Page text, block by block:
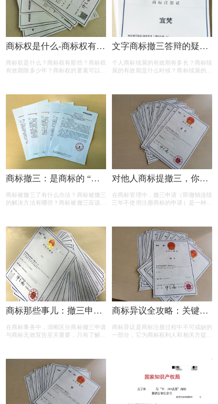
商标权是什么-商标权有哪
商标权是什么？商标权有那些？商标权
有效期限多少年？商标权的要素可以有
望对各位商标注册老板有帮助
文字商标撤三答辩的疑问
个人商标续展的有效期有多长？商标续
展的有效期是什么时候？商标续展的费
么？商标续展的类型有哪些？商标续展
有什么种类？什么情况下需要进行商标
续展？商标续展的目的是什么？
商标撤三：是商标的 “夺
商标被撤三了有什么办法？商标被撤三
的解决方法有哪些？商标被撤三应该如
对他人商标提撤三，你真
在商标管理中，撤三申请（即撤销连续
三年不使用注册商标的申请）是一种重
三申请并非随意之举，申请人需要了解
相关要求、目的、法律依据以及可能面
临的失败原因。本文将为您详细解读撤
三申请的要点，帮助您在提出申请时更
加得心应手。
商标那些事儿：撤三申请
在商标事务中，清晰区分商标撤三申请
与商标无效宣告至关重要，只有了解它
上内容能帮助大家更好地理解这两个概
念，从而在商标相关事务中避免不必要
的损失和麻烦。
商标异议全攻略：关键问
商标异议是商标注册过程中不可或缺的
一部分，它为商标权利人和相关方提供
标准，从常见问题到成功率分析，全方
位解读商标异议的关键要点。无论您是
商标申请人还是潜在的异议人，本文都
将为您提供实用的参考和建议，助您在
商标保护的道路上更加得心应手。